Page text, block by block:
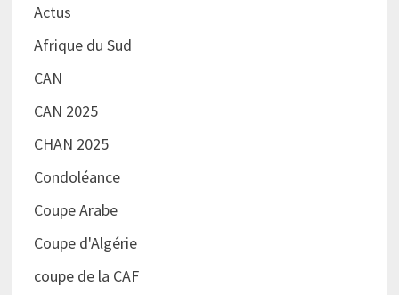
Actus
Afrique du Sud
CAN
CAN 2025
CHAN 2025
Condoléance
Coupe Arabe
Coupe d'Algérie
coupe de la CAF